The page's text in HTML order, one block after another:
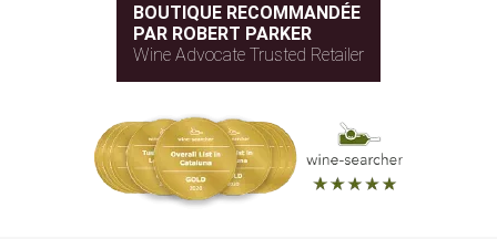
BOUTIQUE RECOMMANDÉE
PAR ROBERT PARKER
Wine Advocate Trusted Retailer